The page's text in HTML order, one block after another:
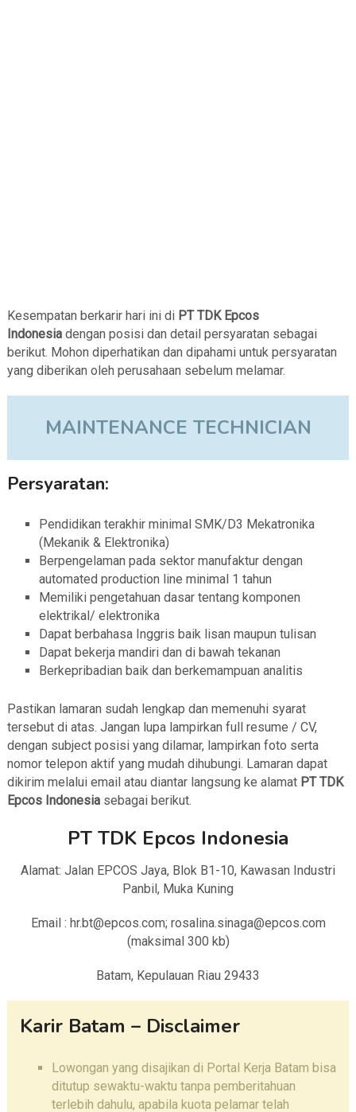
Kesempatan berkarir hari ini di PT TDK Epcos
Indonesiadengan posisi dan detail persyaratan sebagai
berikut. Mohon diperhatikan dan dipahami untuk persyaratan
yang diberikan oleh perusahaan sebelum melamar.
MAINTENANCE TECHNICIAN
Persyaratan:
Pendidikan terakhir minimal SMK/D3 Mekatronika
(Mekanik & Elektronika)
Berpengelaman pada sektor manufaktur dengan
automated production line minimal 1 tahun
Memiliki pengetahuan dasar tentang komponen
elektrikal/ elektronika
Dapat berbahasa Inggris baik lisan maupun tulisan
Dapat bekerja mandiri dan di bawah tekanan
Berkepribadian baik dan berkemampuan analitis
Pastikan lamaran sudah lengkap dan memenuhi syarat
tersebut di atas. Jangan lupa lampirkan full resume / CV,
dengan subject posisi yang dilamar, lampirkan foto serta
nomor telepon aktif yang mudah dihubungi. Lamaran dapat
dikirim melalui email atau diantar langsung ke alamat PT TDK
Epcos Indonesia sebagai berikut.
PT TDK Epcos Indonesia
Alamat: Jalan EPCOS Jaya, Blok B1-10, Kawasan Industri
Panbil, Muka Kuning
Email : hr.bt@epcos.com; rosalina.sinaga@epcos.com
(maksimal 300 kb)
Batam, Kepulauan Riau 29433
Karir Batam – Disclaimer
Lowongan yang disajikan di Portal Kerja Batam bisa
ditutup sewaktu-waktu tanpa pemberitahuan
terlebih dahulu, apabila kuota pelamar telah